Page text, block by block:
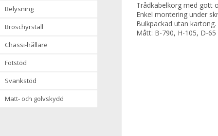
belysning
broschyrställ
chassi-hållare
fotstöd
svankstöd
matt- och golvskydd
Trådkabelkorg med gott
Enkel montering under
Bulkpackad utan
Mått: B-790, H-105, D-